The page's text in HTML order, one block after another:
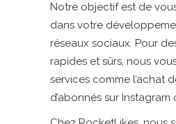
Notre objectif est de
dans votre
réseaux sociaux. Pour
rapides et sûrs, nous
services comme l’achat
d’abonnés sur Instagram